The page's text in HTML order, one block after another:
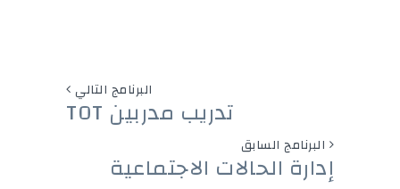
البرنامج التالي
تدريب مدربين TOT
البرنامج السابق
إدارة الحالات الاجتماعية